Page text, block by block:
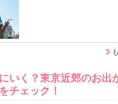
いく？東京近郊のお出
チェック！